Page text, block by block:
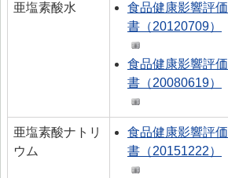
亜塩素酸水
食品健康影響評価
書（20120709）
食品健康影響評価
書（20080619）
亜塩素酸ナトリ
ウム
食品健康影響評価
書（20151222）